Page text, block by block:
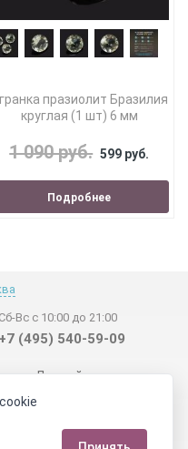
празиолит Бразилия
круглая (1 шт) 6 мм
1 090 руб. 599 руб.
Подробнее
Сб-Вс с 10:00 до 21:00
+7 (495) 540-59-09
Личный счет
Наши магазины
Статьи